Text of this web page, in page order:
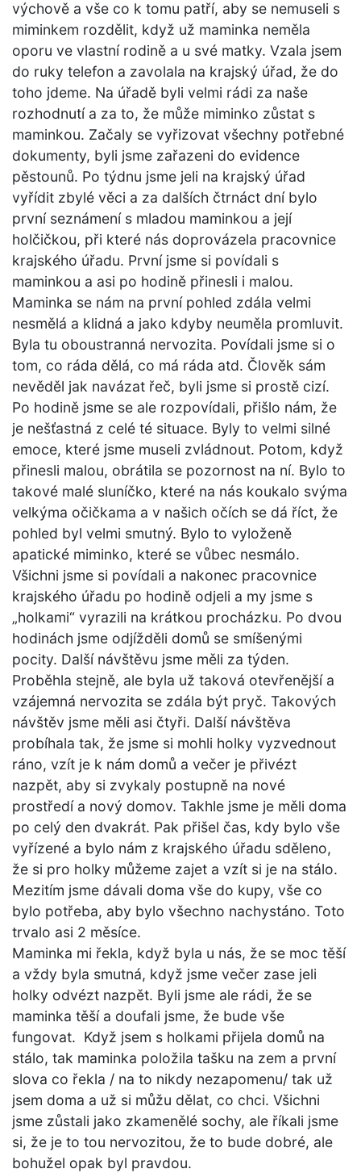
výchově a vše co k tomu patří, aby se nemuseli s
miminkem rozdělit, když už maminka neměla
oporu ve vlastní rodině a u své matky. Vzala jsem
do ruky telefon a zavolala na krajský úřad, že do
toho jdeme. Na úřadě byli velmi rádi za naše
rozhodnutí a za to, že může miminko zůstat s
maminkou. Začaly se vyřizovat všechny potřebné
dokumenty, byli jsme zařazeni do evidence
pěstounů. Po týdnu jsme jeli na krajský úřad
vyřídit zbylé věci a za dalších čtrnáct dní bylo
první seznámení s mladou maminkou a její
holčičkou, při které nás doprovázela pracovnice
krajského úřadu. První jsme si povídali s
maminkou a asi po hodině přinesli i malou.
Maminka se nám na první pohled zdála velmi
nesmělá a klidná a jako kdyby neuměla promluvit.
Byla tu oboustranná nervozita. Povídali jsme si o
tom, co ráda dělá, co má ráda atd. Člověk sám
nevěděl jak navázat řeč, byli jsme si prostě cizí.
Po hodině jsme se ale rozpovídali, přišlo nám, že
je nešťastná z celé té situace. Byly to velmi silné
emoce, které jsme museli zvládnout. Potom, když
přinesli malou, obrátila se pozornost na ní. Bylo to
takové malé sluníčko, které na nás koukalo svýma
velkýma očičkama a v našich očích se dá říct, že
pohled byl velmi smutný. Bylo to vyloženě
apatické miminko, které se vůbec nesmálo.
Všichni jsme si povídali a nakonec pracovnice
krajského úřadu po hodině odjeli a my jsme s
„holkami“ vyrazili na krátkou procházku. Po dvou
hodinách jsme odjížděli domů se smíšenými
pocity. Další návštěvu jsme měli za týden.
Proběhla stejně, ale byla už taková otevřenější a
vzájemná nervozita se zdála být pryč. Takových
návštěv jsme měli asi čtyři. Další návštěva
probíhala tak, že jsme si mohli holky vyzvednout
ráno, vzít je k nám domů a večer je přivézt
nazpět, aby si zvykaly postupně na nové
prostředí a nový domov. Takhle jsme je měli doma
po celý den dvakrát. Pak přišel čas, kdy bylo vše
vyřízené a bylo nám z krajského úřadu sděleno,
že si pro holky můžeme zajet a vzít si je na stálo.
Mezitím jsme dávali doma vše do kupy, vše co
bylo potřeba, aby bylo všechno nachystáno. Toto
trvalo asi 2 měsíce.
Maminka mi řekla, když byla u nás, že se moc těší
a vždy byla smutná, když jsme večer zase jeli
holky odvézt nazpět. Byli jsme ale rádi, že se
maminka těší a doufali jsme, že bude vše
fungovat. Když jsem s holkami přijela domů na
stálo, tak maminka položila tašku na zem a první
slova co řekla / na to nikdy nezapomenu/ tak už
jsem doma a už si můžu dělat, co chci. Všichni
jsme zůstali jako zkamenělé sochy, ale říkali jsme
si, že je to tou nervozitou, že to bude dobré, ale
bohužel opak byl pravdou.